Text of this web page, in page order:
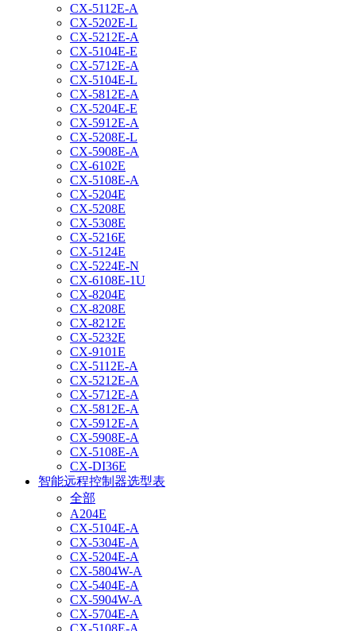
CX-5112E-A
CX-5202E-L
CX-5212E-A
CX-5104E-E
CX-5712E-A
CX-5104E-L
CX-5812E-A
CX-5204E-E
CX-5912E-A
CX-5208E-L
CX-5908E-A
CX-6102E
CX-5108E-A
CX-5204E
CX-5208E
CX-5308E
CX-5216E
CX-5124E
CX-5224E-N
CX-6108E-1U
CX-8204E
CX-8208E
CX-8212E
CX-5232E
CX-9101E
CX-5112E-A
CX-5212E-A
CX-5712E-A
CX-5812E-A
CX-5912E-A
CX-5908E-A
CX-5108E-A
CX-DI36E
智能远程控制器选型表
全部
A204E
CX-5104E-A
CX-5304E-A
CX-5204E-A
CX-5804W-A
CX-5404E-A
CX-5904W-A
CX-5704E-A
CX-5108E-A